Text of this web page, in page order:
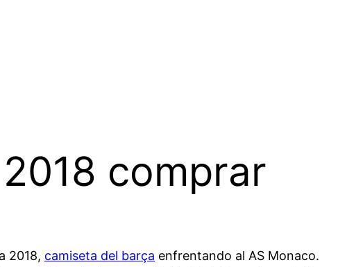
comprar
2018, camiseta del barça enfrentando al AS Monaco.